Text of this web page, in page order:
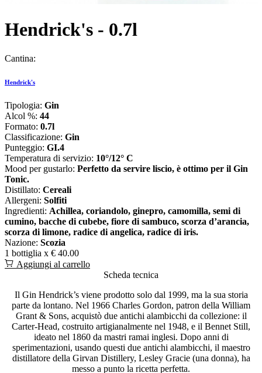
Hendrick's - 0.7l
Cantina:
Hendrick's
Tipologia: Gin
Alcol %: 44
Formato: 0.7l
Classificazione: Gin
Punteggio: GI.4
Temperatura di servizio: 10°/12° C
Mood per gustarlo: Perfetto da servire liscio, è ottimo per il Gin
Tonic.
Distillato: Cereali
Allergeni: Solfiti
Ingredienti: Achillea, coriandolo, ginepro, camomilla, semi di
cumino, bacche di cubebe, fiore di sambuco, scorza d’arancia,
scorza di limone, radice di angelica, radice di iris.
Nazione: Scozia
1 bottiglia x € 40.00
Aggiungi al carrello
Scheda tecnica
Il Gin Hendrick’s viene prodotto solo dal 1999, ma la sua storia
parte da lontano. Nel 1966 Charles Gordon, patron della William
Grant & Sons, acquistò due antichi alambicchi da collezione: il
Carter-Head, costruito artigianalmente nel 1948, e il Bennet Still,
ideato nel 1860 da mastri ramai inglesi. Dopo anni di
sperimentazioni, usando questi due antichi alambicchi, il maestro
distillatore della Girvan Distillery, Lesley Gracie (una donna), ha
messo a punto la ricetta perfetta.